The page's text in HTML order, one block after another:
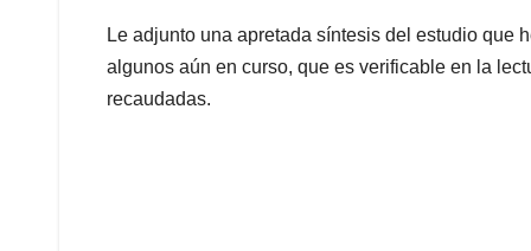
Le adjunto una apretada síntesis del estudio que
algunos aún en curso, que es verificable en la
recaudadas.